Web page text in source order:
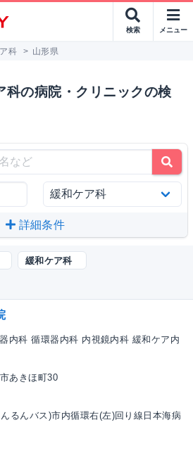
検索 メニュー
科 > 山形県
科の病院・クリニックの検
詳細条件
緩和ケア科
内科 循環器内科 内視鏡内科 緩和ケア内
あきほ町30
るんバス)市内循環右(左)回り線日本海病